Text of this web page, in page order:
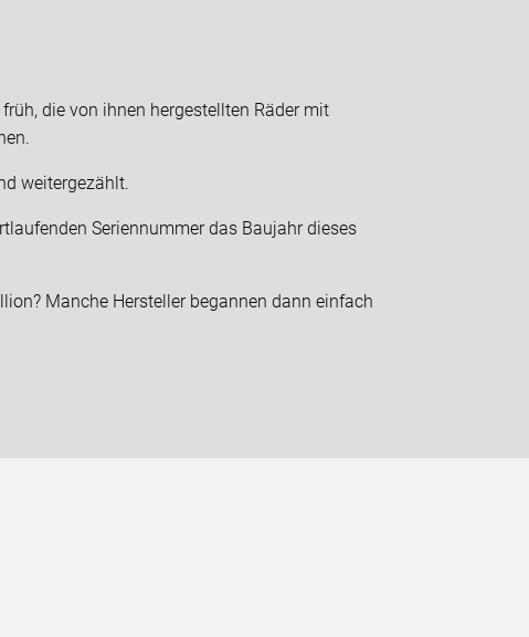
die von ihnen hergestellten Räder mit
weitergezählt.
Seriennummer das Baujahr dieses
Manche Hersteller begannen dann einfach